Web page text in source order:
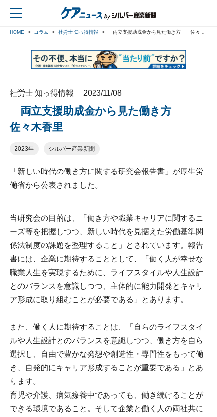
HOME コラム 社労士 知っ得情報 両立支援助成金から見た働き方 佐々木香里
社労士 知っ得情報 2023/11/08
両立支援助成金から見た働き方
佐々木香里
2023年 シルバー産業新聞
「新しい時代の働き方に関する研究会報告書」が厚生労
働省から公表されました。
当研究会の目的は、「働き方や職業キャリアに関するニ
ーズ等を把握しつつ、新しい時代を見据えた労働基準関
係法制度の課題を整理すること」とされています。報告
書には、企業に期待することとして、「働く人が幸せな
職業人生を実現するために、ライフスタイルや人生設計
とのバランスを意識しつつ、主体的に能力開発とキャリ
ア形成に取り組むことが必要である」とあります。
また、働く人に期待することは、「自らのライフスタイ
ルや人生設計とのバランスを意識しつつ、働き方を自ら
選択し、自由で豊かな発想や創造性・専門性をもって働
き、自発的にキャリア形成することが重要である」とあ
ります。
育児や介護、病気療養中であっても、働き続けることが
できる環境であること。そして企業と働く人の両社共に